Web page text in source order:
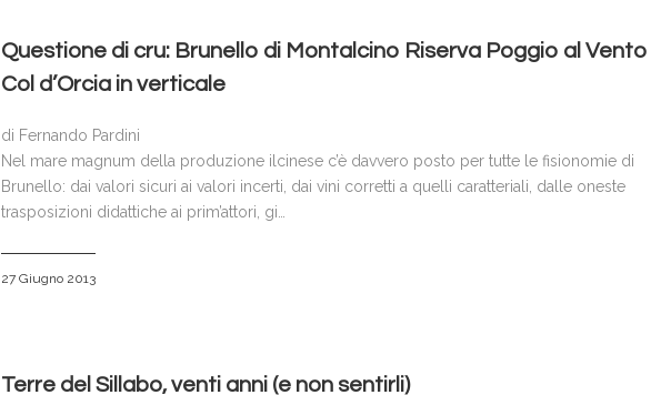
Questione di cru: Brunello di Montalcino Riserva Poggio al Vento
Col d’Orcia in verticale
di Fernando Pardini
Nel mare magnum della produzione ilcinese c’è davvero posto per tutte le fisionomie di
Brunello: dai valori sicuri ai valori incerti, dai vini corretti a quelli caratteriali, dalle oneste
trasposizioni didattiche ai prim’attori, gi…
27 Giugno 2013
Terre del Sillabo, venti anni (e non sentirli)